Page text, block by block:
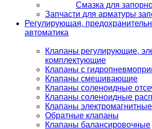
Смазка для
Запчасти для арматуры
Регулирующая,
автоматика
Клапаны регулирующие,
комплектующие
Клапаны с
Клапаны смешивающие
Клапаны соленоидные
Клапаны соленоидные
Клапаны электромагнитные
Обратные клапаны
Клапаны балансировочные